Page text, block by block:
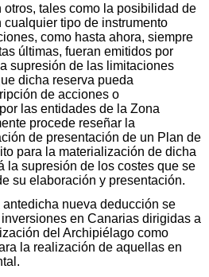
otros, tales como la posibilidad de
tipo de instrumento
como hasta ahora, siempre
últimas, fueran emitidos por
supresión de las limitaciones
dicha reserva pueda
de acciones o
las entidades de la Zona
procede reseñar la
de presentación de un Plan de
para la materialización de dicha
la supresión de los costes que se
su elaboración y presentación.
nueva deducción se
en Canarias dirigidas a
del Archipiélago como
la realización de aquellas en